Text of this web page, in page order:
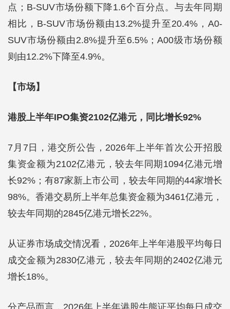
点；B-SUV市场份额下降1.6个百分点。与去年同期
相比，B-SUV市场份额由13.2%提升至20.4%，A0-
SUV市场份额由2.8%提升至6.5%；A00级市场份额
则由12.2%下降至4.9%。
【市场】
港股上半年IPO集资2102亿港元，同比增长92%
7月7日，港交所公告，2026年上半年首次公开招股
集资金额为2102亿港元，较去年同期1094亿港元增
长92%；有87家新上市公司，较去年同期的44家增长
98%。香港交易所上半年总集资金额为3461亿港元，
较去年同期的2845亿港元增长22%。
从证券市场成交情况看，2026年上半年港股平均每日
成交金额为2830亿港元，较去年同期的2402亿港元
增长18%。
分产品而言，2026年上半年港股牛熊证平均每日成交